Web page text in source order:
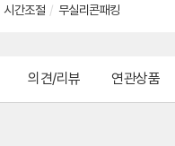
시간조절 / 무실리콘패킹
의견/리뷰 연관상품